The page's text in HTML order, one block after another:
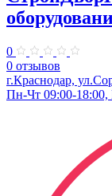
0
0 отзывов
г.Краснодар,
Пн-Чт 09:00-18:00,